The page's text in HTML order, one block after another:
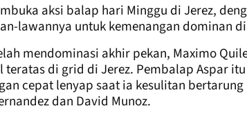
aksi balap hari Minggu di Jerez,
lawannya untuk kemenangan dominan
mendominasi akhir pekan, Maximo
teratas di grid di Jerez. Pembalap Aspar
cepat lenyap saat ia kesulitan
dan David Munoz.